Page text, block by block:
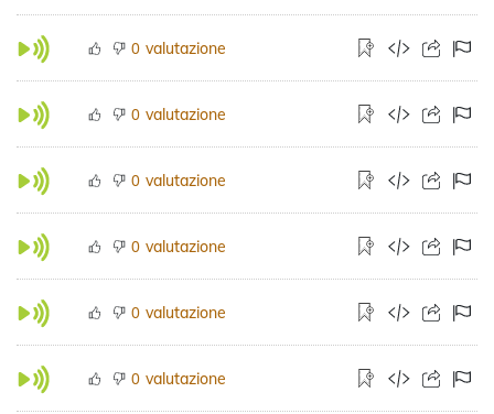
0 valutazione
0 valutazione
0 valutazione
0 valutazione
0 valutazione
0 valutazione